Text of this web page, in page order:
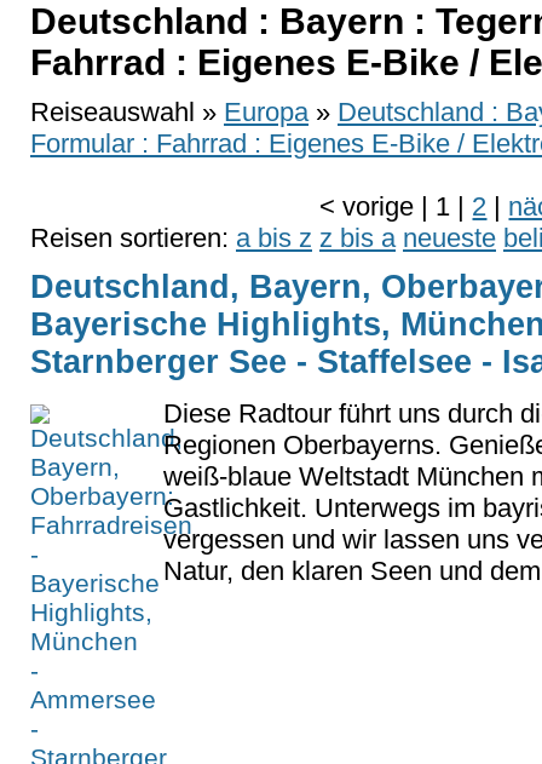
Deutschland : Bayern :
Fahrrad : Eigenes E-Bike /
Reiseauswahl » Europa » Deutschland :
Formular : Fahrrad : Eigenes E-Bike /
<vorige | 1 | 2 |
Reisen sortieren: a bis z z bis a neueste
Deutschland, Bayern,
Bayerische Highlights,
Starnberger See - Staffelsee -
Diese Radtour führt uns durch
Regionen Oberbayerns.
weiß-blaue Weltstadt München
Gastlichkeit. Unterwegs im
vergessen und wir lassen uns
Natur, den klaren Seen und